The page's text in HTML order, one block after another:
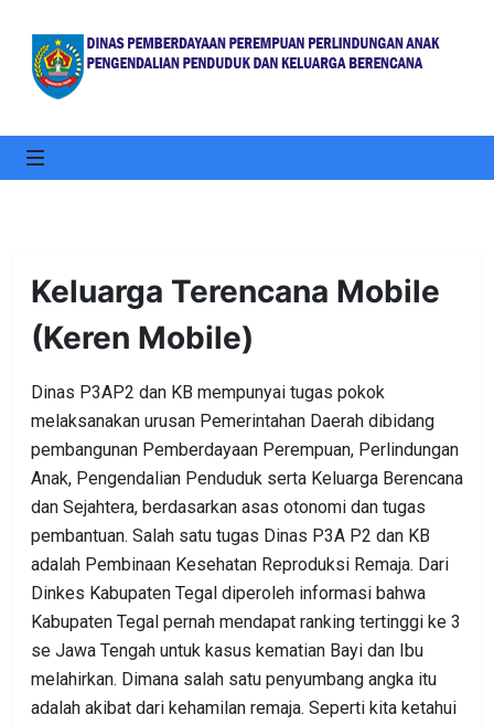
Keluarga Terencana Mobile
(Keren Mobile)
Dinas P3AP2 dan KB mempunyai tugas pokok
melaksanakan urusan Pemerintahan Daerah dibidang
pembangunan Pemberdayaan Perempuan, Perlindungan
Anak, Pengendalian Penduduk serta Keluarga Berencana
dan Sejahtera, berdasarkan asas otonomi dan tugas
pembantuan. Salah satu tugas Dinas P3A P2 dan KB
adalah Pembinaan Kesehatan Reproduksi Remaja. Dari
Dinkes Kabupaten Tegal diperoleh informasi bahwa
Kabupaten Tegal pernah mendapat ranking tertinggi ke 3
se Jawa Tengah untuk kasus kematian Bayi dan Ibu
melahirkan. Dimana salah satu penyumbang angka itu
adalah akibat dari kehamilan remaja. Seperti kita ketahui